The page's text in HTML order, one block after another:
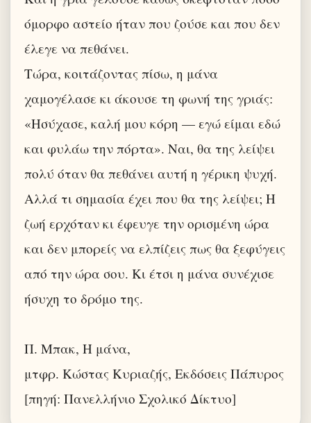
όμορφο αστείο ήταν που ζούσε και που δεν
έλεγε να πεθάνει.
Τώρα, κοιτάζοντας πίσω, η μάνα
χαμογέλασε κι άκουσε τη φωνή της γριάς:
«Ησύχασε, καλή μου κόρη — εγώ είμαι εδώ
και φυλάω την πόρτα». Ναι, θα της λείψει
πολύ όταν θα πεθάνει αυτή η γέρικη ψυχή.
Αλλά τι σημασία έχει που θα της λείψει; Η
ζωή ερχόταν κι έφευγε την ορισμένη ώρα
και δεν μπορείς να ελπίζεις πως θα ξεφύγεις
από την ώρα σου. Κι έτσι η μάνα συνέχισε
ήσυχη το δρόμο της.
Π. Μπακ, Η μάνα,
μτφρ. Κώστας Κυριαζής, Εκδόσεις Πάπυρος
[πηγή: Πανελλήνιο Σχολικό Δίκτυο]